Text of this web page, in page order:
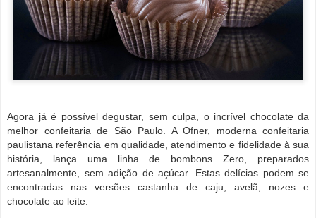
Agora já é possível degustar, sem culpa, o incrível chocolate da
melhor confeitaria de São Paulo. A Ofner, moderna confeitaria
paulistana referência em qualidade, atendimento e fidelidade à sua
história, lança uma linha de bombons Zero, preparados
artesanalmente, sem adição de açúcar. Estas delícias podem se
encontradas nas versões castanha de caju, avelã, nozes e
chocolate ao leite.